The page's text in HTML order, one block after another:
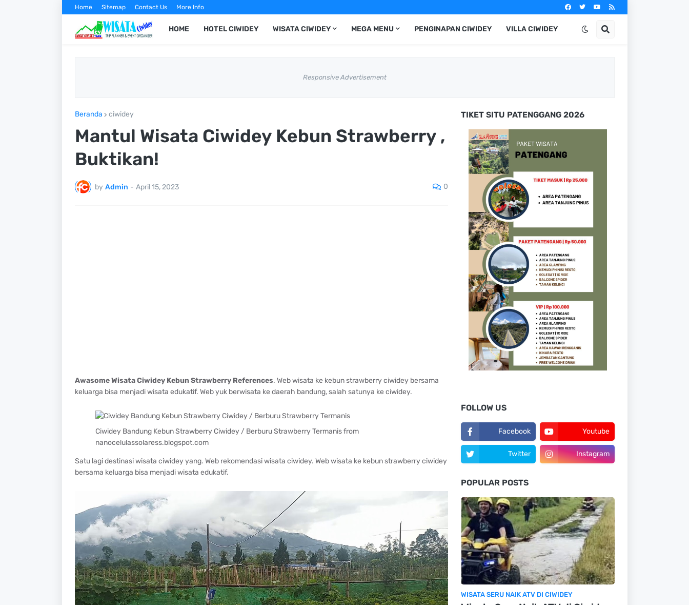
Home Sitemap Contact Us More Info
HOME HOTEL CIWIDEY WISATA CIWIDEY MEGA MENU PENGINAPAN CIWIDEY VILLA CIWIDEY
Responsive Advertisement
Beranda ciwidey
Mantul Wisata Ciwidey Kebun Strawberry ,
Buktikan!
by Admin - April 15, 2023 0
Awasome Wisata Ciwidey Kebun Strawberry References. Web wisata ke kebun strawberry ciwidey bersama
keluarga bisa menjadi wisata edukatif. Web yuk berwisata ke daerah bandung, salah satunya ke ciwidey.
Ciwidey Bandung Kebun Strawberry Ciwidey / Berburu Strawberry Termanis from
nanocelulassolaress.blogspot.com
Satu lagi destinasi wisata ciwidey yang. Web rekomendasi wisata ciwidey. Web wisata ke kebun strawberry ciwidey
bersama keluarga bisa menjadi wisata edukatif.
TIKET SITU PATENGGANG 2026
FOLLOW US
Facebook Youtube
Twitter Instagram
POPULAR POSTS
WISATA SERU NAIK ATV DI CIWIDEY